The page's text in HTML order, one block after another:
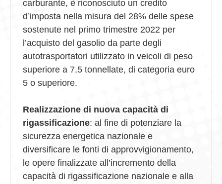
carburante, è riconosciuto un credito
d’imposta nella misura del 28% delle spese
sostenute nel primo trimestre 2022 per
l’acquisto del gasolio da parte degli
autotrasportatori utilizzato in veicoli di peso
superiore a 7,5 tonnellate, di categoria euro
5 o superiore.
Realizzazione di nuova capacità di
rigassificazione: al fine di potenziare la
sicurezza energetica nazionale e
diversificare le fonti di approvvigionamento,
le opere finalizzate all’incremento della
capacità di rigassificazione nazionale e alla